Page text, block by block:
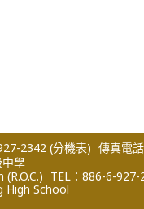
2342 (分機表) 傳真電
學
TEL：886-6-927-
School